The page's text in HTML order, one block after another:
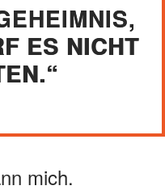
ES NICHT
mich.